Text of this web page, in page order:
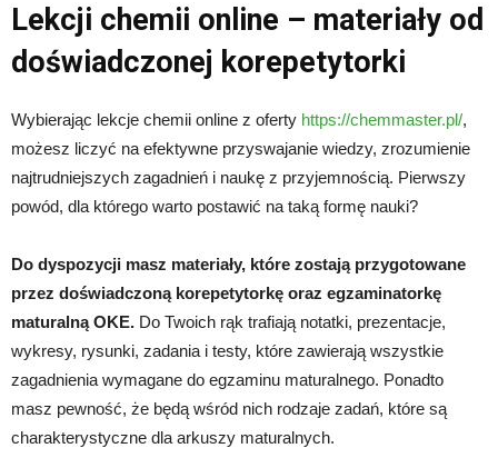
Lekcji chemii online – materiały od
doświadczonej korepetytorki
Wybierając lekcje chemii online z oferty https://chemmaster.pl/,
możesz liczyć na efektywne przyswajanie wiedzy, zrozumienie
najtrudniejszych zagadnień i naukę z przyjemnością. Pierwszy
powód, dla którego warto postawić na taką formę nauki?
Do dyspozycji masz materiały, które zostają przygotowane
przez doświadczoną korepetytorkę oraz egzaminatorkę
maturalną OKE. Do Twoich rąk trafiają notatki, prezentacje,
wykresy, rysunki, zadania i testy, które zawierają wszystkie
zagadnienia wymagane do egzaminu maturalnego. Ponadto
masz pewność, że będą wśród nich rodzaje zadań, które są
charakterystyczne dla arkuszy maturalnych.